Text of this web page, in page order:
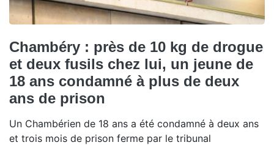
Chambéry : près de 10 kg de drogue
et deux fusils chez lui, un jeune de
18 ans condamné à plus de deux
ans de prison
Un Chambérien de 18 ans a été condamné à deux ans
et trois mois de prison ferme par le tribunal